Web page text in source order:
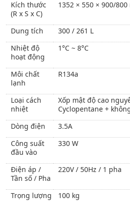
Kích thước
(R x S x C)
1352 × 550 × 900/800
Dung tích
300 / 261 L
Nhiệt độ
hoạt động
1°C ~ 8°C
Môi chất
lạnh
R134a
Loại cách
nhiệt
Xốp mật độ cao
Cyclopentane +
Dòng điện
3.5A
Công suất
đầu vào
330 W
Điện áp /
Tần số / Pha
220V / 50Hz / 1 pha
Trọng lượng
100 kg